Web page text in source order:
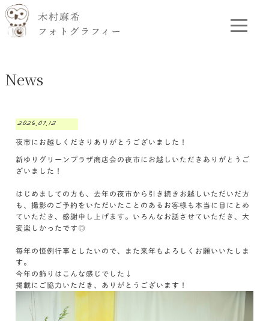
News
2026.07.12
夜市にお越しくださりありがとうございました！
新ゆりグリーンプラザ商店会の夜市にお越しいただきありがとうご
ざいました！
はじめましての方も、去年の夜市から引き続きお越しいただいだ方
も、撮影のご予約をいただいたことのあるお客様も本当に目にとめ
ていただき、感謝申し上げます。いろんなお話させていただき、大
変楽しかったです◎
毎年の恒例行事としたいので、また来年もよろしくお願いいたしま
す。
今年の飾りはこんな感じでした↓
掲載にご協力いただき、ありがとうございます！